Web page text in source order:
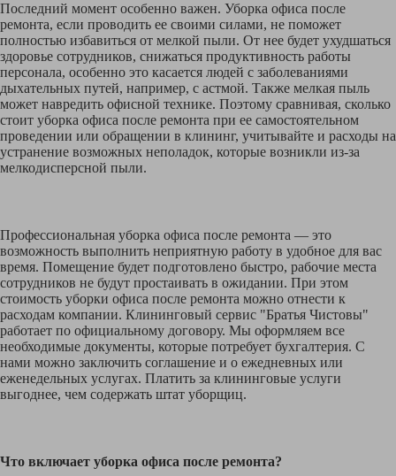
Последний момент особенно важен. Уборка офиса после
ремонта, если проводить ее своими силами, не поможет
полностью избавиться от мелкой пыли. От нее будет ухудшаться
здоровье сотрудников, снижаться продуктивность работы
персонала, особенно это касается людей с заболеваниями
дыхательных путей, например, с астмой. Также мелкая пыль
может навредить офисной технике. Поэтому сравнивая, сколько
стоит уборка офиса после ремонта при ее самостоятельном
проведении или обращении в клининг, учитывайте и расходы на
устранение возможных неполадок, которые возникли из-за
мелкодисперсной пыли.
Профессиональная уборка офиса после ремонта — это
возможность выполнить неприятную работу в удобное для вас
время. Помещение будет подготовлено быстро, рабочие места
сотрудников не будут простаивать в ожидании. При этом
стоимость уборки офиса после ремонта можно отнести к
расходам компании. Клининговый сервис "Братья Чистовы"
работает по официальному договору. Мы оформляем все
необходимые документы, которые потребует бухгалтерия. С
нами можно заключить соглашение и о ежедневных или
еженедельных услугах. Платить за клининговые услуги
выгоднее, чем содержать штат уборщиц.
Что включает уборка офиса после ремонта?